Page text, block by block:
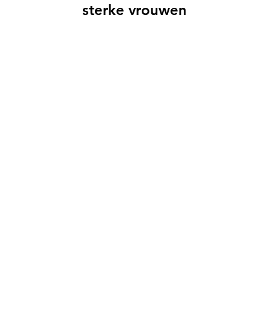
sterke vrouwen